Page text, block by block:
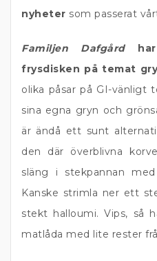
nyheter som passerat
Familjen Dafgårdhar
frysdisken på temat
olika påsar på GI-vänligt
sina egna gryn och
är ändå ett sunt
den där överblivna
släng i stekpannan
Kanske strimla ner ett
stekt halloumi. Vips, så
matlåda med lite rester